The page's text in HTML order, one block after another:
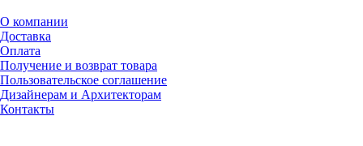
О компании
Доставка
Оплата
Получение и возврат товара
Пользовательское соглашение
Дизайнерам и Архитекторам
Контакты